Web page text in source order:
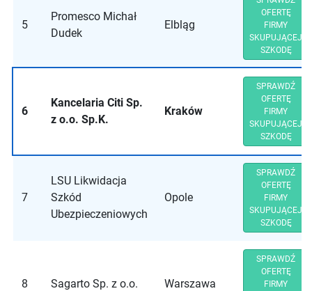
5
Promesco Michał
Dudek
Elbląg
OFERTĘ
FIRMY
SKUPUJĄCEJ
SZKODĘ
6
Kancelaria Citi Sp.
z o.o. Sp.K.
Kraków
SPRAWDŹ
OFERTĘ
FIRMY
SKUPUJĄCEJ
SZKODĘ
7
LSU Likwidacja
Szkód
Ubezpieczeniowych
Opole
SPRAWDŹ
OFERTĘ
FIRMY
SKUPUJĄCEJ
SZKODĘ
8 Sagarto Sp. z o.o. Warszawa
SPRAWDŹ
OFERTĘ
FIRMY